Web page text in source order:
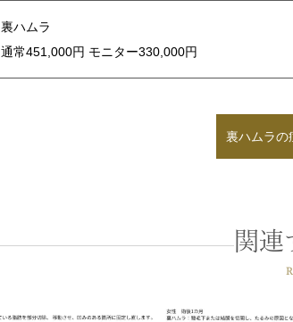
裏ハムラ
通常451,000円 モニター330,000円
裏ハムラの
関連